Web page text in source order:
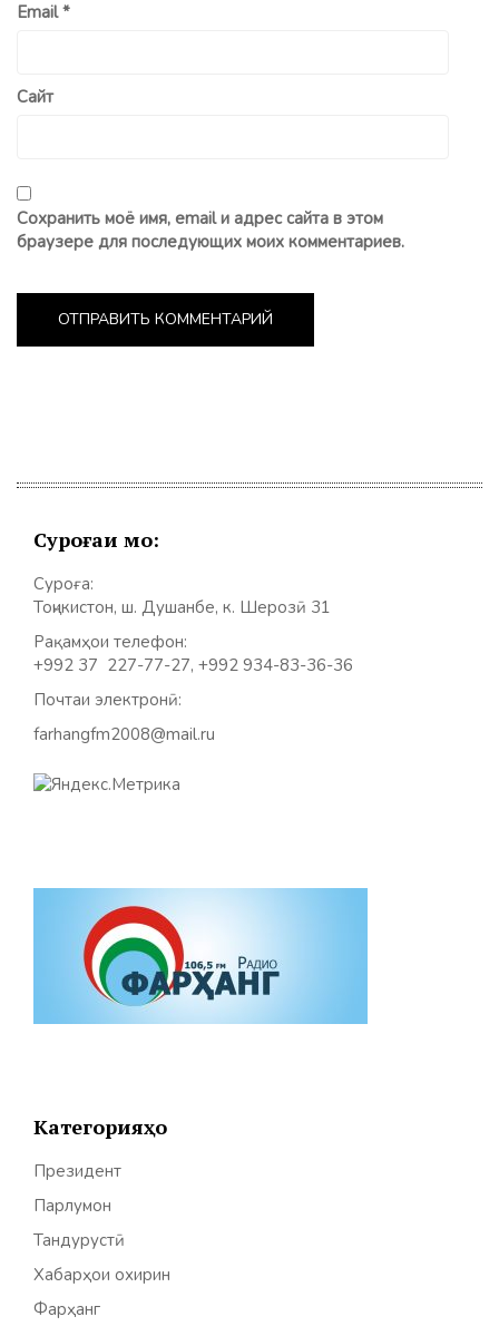
Email*
Сайт
Сохранить моё имя, email и адрес сайта в этом
браузере для последующих моих комментариев.
Суроғаи мо:
Суроға:
Тоҷикистон, ш. Душанбе, к. Шерозӣ 31
Рақамҳои телефон:
+992 37 227-77-27, +992 934-83-36-36
Почтаи электронӣ:
farhangfm2008@mail.ru
Категорияҳо
Президент
Парлумон
Тандурустӣ
Хабарҳои охирин
Фарҳанг